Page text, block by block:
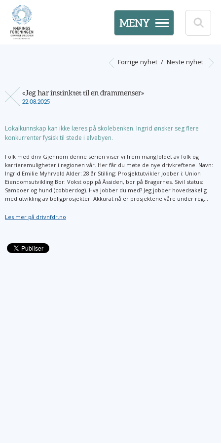
MENY
Neste nyhet
/
Forrige nyhet
«Jeg har instinktet til en drammenser»
22.08.2025
Lokalkunnskap kan ikke læres på skolebenken. Ingrid ønsker seg flere
konkurrenter fysisk til stede i elvebyen.
Folk med driv Gjennom denne serien viser vi frem mangfoldet av folk og
karrieremuligheter i regionen vår. Her får du møte de nye drivkreftene. Navn:
Ingrid Emilie Myhrvold Alder: 28 år Stilling: Prosjektutvikler Jobber i: Union
Eiendomsutvikling Bor: Vokst opp på Åssiden, bor på Bragernes. Sivil status:
Samboer og hund (cobberdog). Hva jobber du med? Jeg jobber hovedsakelig
med utvikling av boligprosjekter. Akkurat nå er prosjektene våre under reg...
Les mer på drivnfdr.no